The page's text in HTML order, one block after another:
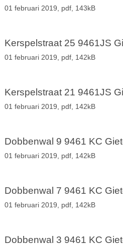
01 februari 2019, pdf, 143kB
Kerspelstraat 25 9461JS
01 februari 2019, pdf, 142kB
Kerspelstraat 21 9461JS
01 februari 2019, pdf, 142kB
Dobbenwal 9 9461 KC
01 februari 2019, pdf, 142kB
Dobbenwal 7 9461 KC
01 februari 2019, pdf, 142kB
Dobbenwal 3 9461 KC